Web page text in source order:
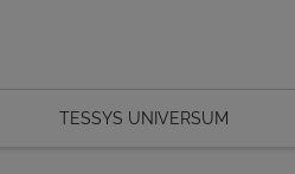
TESSYS UNIVERSUM